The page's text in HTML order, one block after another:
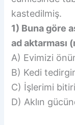
kastedilmiş.
1) Buna göre
ad aktarması
A) Evimizi
B) Kedi
C) İşlerimi
D) Aklın